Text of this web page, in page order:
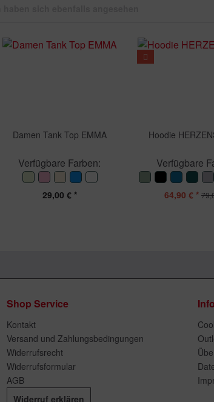
Damen Tank Top EMMA
Verfügbare Farben:
29,00 € *
Hoodie
Verfügbare
64,90 € *
Shop Service
Kontakt
Versand und Zahlungsbedingungen
Widerrufsrecht
Widerrufsformular
AGB
Widerruf erklären